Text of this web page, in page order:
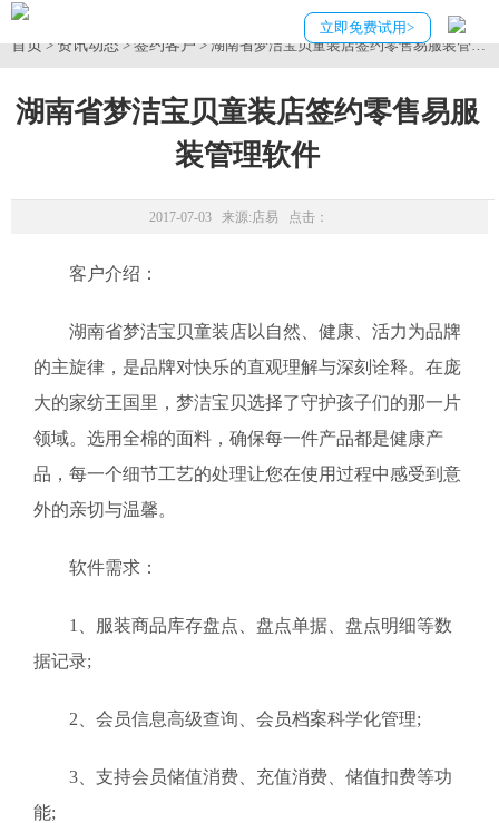
立即免费试用>
首页>资讯动态>签约客户> 湖南省梦洁宝贝童装店签约零售易服装管理
湖南省梦洁宝贝童装店签约零售易服
装管理软件
2017-07-03 来源:店易 点击：
客户介绍：
湖南省梦洁宝贝童装店以自然、健康、活力为品牌
的主旋律，是品牌对快乐的直观理解与深刻诠释。在庞
大的家纺王国里，梦洁宝贝选择了守护孩子们的那一片
领域。选用全棉的面料，确保每一件产品都是健康产
品，每一个细节工艺的处理让您在使用过程中感受到意
外的亲切与温馨。
软件需求：
1、服装商品库存盘点、盘点单据、盘点明细等数
据记录;
2、会员信息高级查询、会员档案科学化管理;
3、支持会员储值消费、充值消费、储值扣费等功
能;